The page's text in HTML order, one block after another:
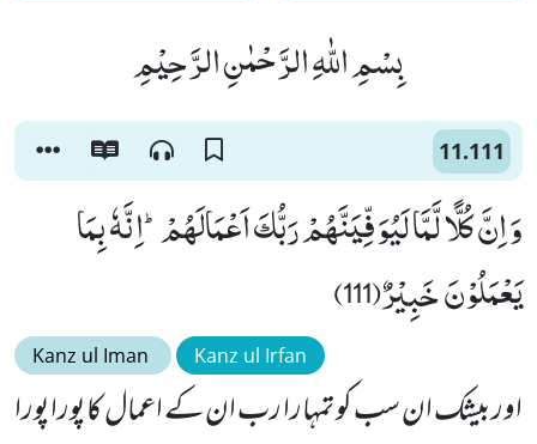
بِسْمِ اللّٰهِ الرَّحْمٰنِ الرَّحِیْمِ
11.111
وَ اِنَّ كُلًّا لَّمَّا لَیُوَفِّیَنَّهُمْ رَبُّكَ اَعْمَالَهُمْؕ-اِنَّهٗ بِمَا
یَعْمَلُوْنَ خَبِیْرٌ(111)
Kanz ul Iman Kanz ul Irfan
اور بیشک ان سب کو تمہارا رب ان کے اعمال کا پورا پورا